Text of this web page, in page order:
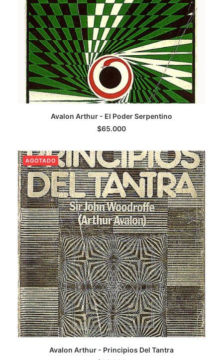
LEER MÁS
Avalon Arthur - El Poder Serpentino
$65.000
AGOTADO
LEER MÁS
Avalon Arthur - Principios Del Tantra